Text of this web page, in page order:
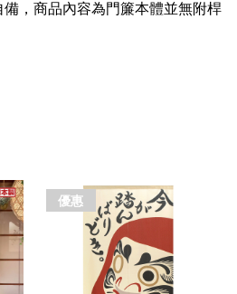
備，商品內容為門簾本體並無附桿
優惠